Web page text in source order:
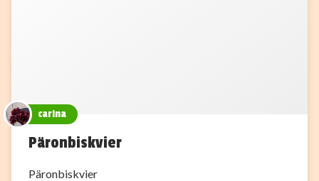
carina
Päronbiskvier
Päronbiskvier